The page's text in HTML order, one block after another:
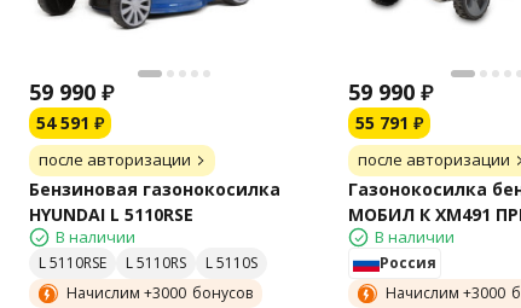
59 990 ₽
54 591 ₽
после авторизации
Бензиновая газонокосилка
HYUNDAI L 5110RSЕ
В наличии
L 5110RSE L 5110RS
L 5110S
Начислим +3000 бонусов
59 990 ₽
55 791 ₽
после авторизации
Газонокосилка
МОБИЛ К XM491
В наличии
Россия
Начислим +3000